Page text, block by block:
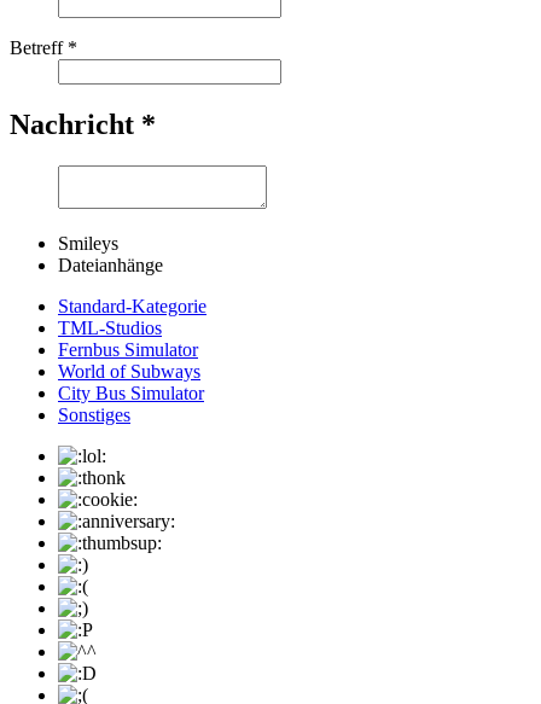
Betreff *
Nachricht *
Smileys
Dateianhänge
Standard-Kategorie
TML-Studios
Fernbus Simulator
World of Subways
City Bus Simulator
Sonstiges